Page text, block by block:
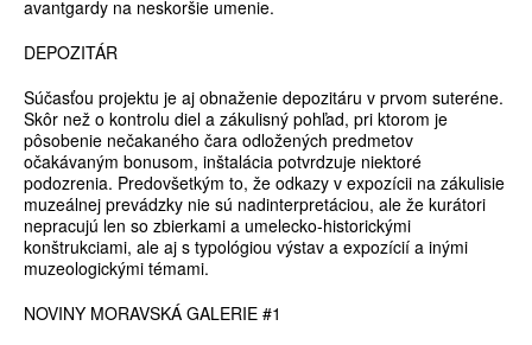
avantgardy na neskoršie umenie.
DEPOZITÁR
Súčasťou projektu je aj obnaženie depozitáru v prvom suteréne.
Skôr než o kontrolu diel a zákulisný pohľad, pri ktorom je
pôsobenie nečakaného čara odložených predmetov
očakávaným bonusom, inštalácia potvrdzuje niektoré
podozrenia. Predovšetkým to, že odkazy v expozícii na zákulisie
muzeálnej prevádzky nie sú nadinterpretáciou, ale že kurátori
nepracujú len so zbierkami a umelecko-historickými
konštrukciami, ale aj s typológiou výstav a expozícií a inými
muzeologickými témami.
NOVINY MORAVSKÁ GALERIE #1